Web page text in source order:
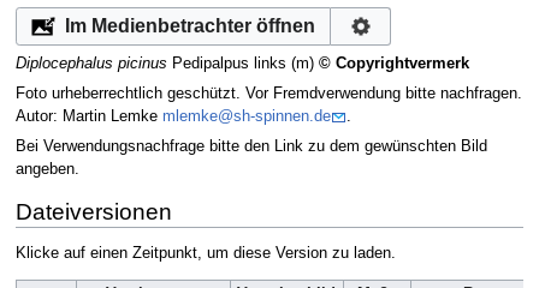
Im Medienbetrachter öffnen
Diplocephalus picinus Pedipalpus links (m) © Copyrightvermerk
Foto urheberrechtlich geschützt. Vor Fremdverwendung bitte nachfragen.
Autor: Martin Lemke mlemke@sh-spinnen.de
.
Bei Verwendungsnachfrage bitte den Link zu dem gewünschten Bild
angeben.
Dateiversionen
Klicke auf einen Zeitpunkt, um diese Version zu laden.